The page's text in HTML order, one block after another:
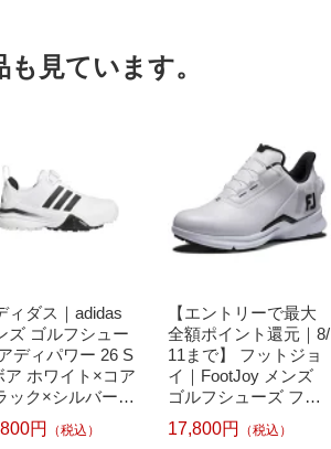
見ています。
ィダス｜adidas
ズ ゴルフシュー
ディパワー 26 S
ア ホワイト×コア
ック×シルバーメ
ック OOM30 [メ
/28.5cm /幅:3E]
円 （税込）
【エントリーで最大
全額ポイント還元｜8/
11まで】 フットジョ
イ｜FootJoy メンズ
ゴルフシューズ フュ
ーエル ボア ホワイト
×ホワイト 55424 [メ
17,800円 （税込）